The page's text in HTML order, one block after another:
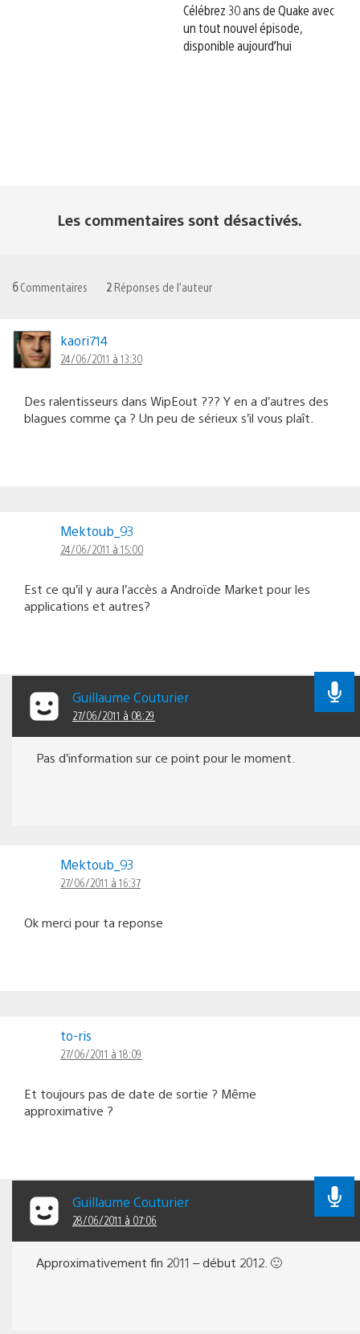
Célébrez 30 ans de Quake avec
un tout nouvel épisode,
disponible aujourd’hui
Les commentaires sont désactivés.
6Commentaires 2 Réponses de l'auteur
kaori714
24/06/2011 à 13:30
Des ralentisseurs dans WipEout ??? Y en a d’autres des
blagues comme ça ? Un peu de sérieux s’il vous plaît.
Mektoub_93
24/06/2011 à 15:00
Est ce qu’il y aura l’accès a Androïde Market pour les
applications et autres?
Guillaume Couturier
27/06/2011 à 08:29
Pas d’information sur ce point pour le moment.
Mektoub_93
27/06/2011 à 16:37
Ok merci pour ta reponse
to-ris
27/06/2011 à 18:09
Et toujours pas de date de sortie ? Même
approximative ?
Guillaume Couturier
28/06/2011 à 07:06
Approximativement fin 2011 – début 2012. 🙂